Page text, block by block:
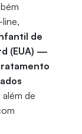
de
(EUA) —
além de